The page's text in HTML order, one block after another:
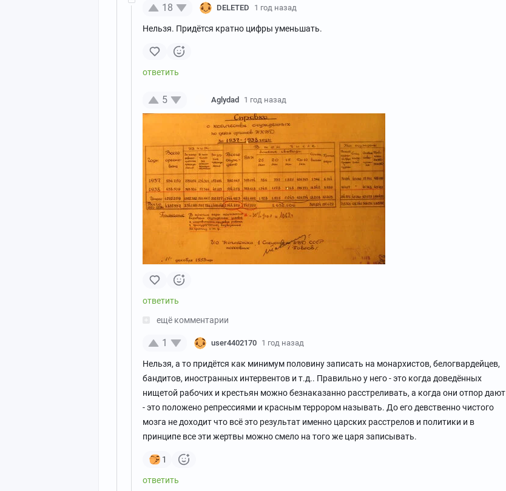
18 DELETED 1 год назад
Нельзя. Придётся кратно цифры уменьшать.
5 Aglydad 1 год назад
ещё комментарии
1 user4402170 1 год назад
Нельзя, а то придётся как минимум половину записать на монархистов, белогвардейцев,
бандитов, иностранных интервентов и т.д.. Правильно у него - это когда доведённых
нищетой рабочих и крестьян можно безнаказанно расстреливать, а когда они отпор дают
- это положено репрессиями и красным террором называть. До его девственно чистого
мозга не доходит что всё это результат именно царских расстрелов и политики и в
принципе все эти жертвы можно смело на того же царя записывать.
1